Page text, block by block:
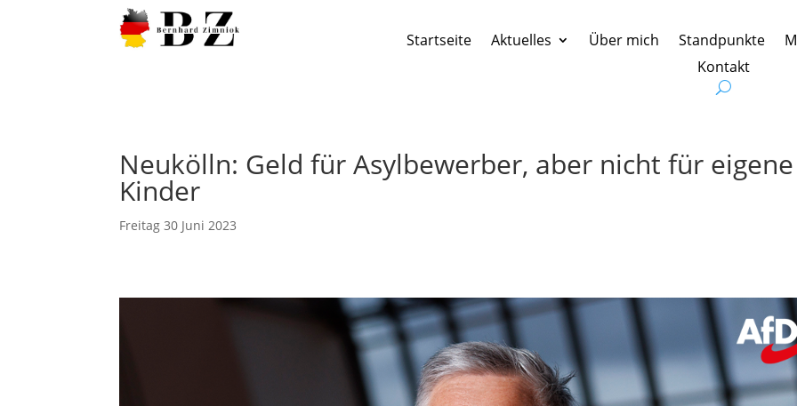
Startseite Aktuelles Über mich Standpunkte
Kontakt
Neukölln: Geld für Asylbewerber, aber nicht für eigene
Kinder
Freitag 30 Juni 2023